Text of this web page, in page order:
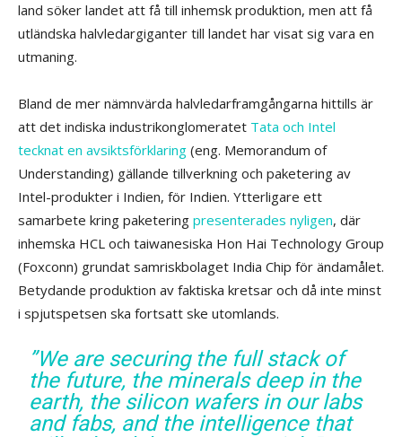
land söker landet att få till inhemsk produktion, men att få
utländska halvledargiganter till landet har visat sig vara en
utmaning.
Bland de mer nämnvärda halvledarframgångarna hittills är
att det indiska industrikonglomeratet Tata och Intel
tecknat en avsiktsförklaring (eng. Memorandum of
Understanding) gällande tillverkning och paketering av
Intel-produkter i Indien, för Indien. Ytterligare ett
samarbete kring paketering presenterades nyligen, där
inhemska HCL och taiwanesiska Hon Hai Technology Group
(Foxconn) grundat samriskbolaget India Chip för ändamålet.
Betydande produktion av faktiska kretsar och då inte minst
i spjutspetsen ska fortsatt ske utomlands.
”We are securing the full stack of
the future, the minerals deep in the
earth, the silicon wafers in our labs
and fabs, and the intelligence that